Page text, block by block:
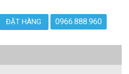
ĐẶT HÀNG 0966.888.960